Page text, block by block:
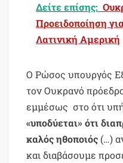
Δείτε επίσης:
Προειδοποίηση
Λατινική Αμερική
Ο Ρώσος υπουργός
τον Ουκρανό
εμμέσως στο ότι
«υποδύεται» ότι
καλός ηθοποιός (…)
και διαβάσουμε